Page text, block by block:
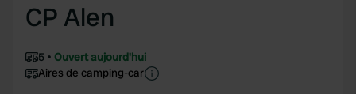
CP Alen
5
Ouvert aujourd'hui
Aires de camping-car